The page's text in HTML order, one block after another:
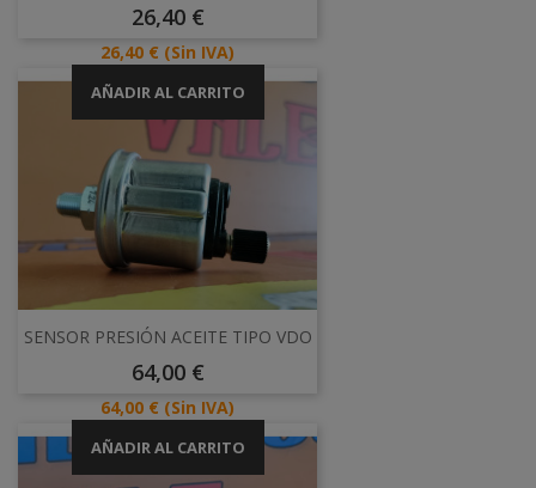
Precio
26,40 €
Precio
26,40 € (Sin IVA)
AÑADIR AL CARRITO
SENSOR PRESIÓN ACEITE TIPO VDO
Precio
64,00 €
Precio
64,00 € (Sin IVA)
AÑADIR AL CARRITO